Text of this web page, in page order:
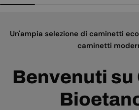
Un'ampia selezione di caminetti
caminetti
Benvenuti su